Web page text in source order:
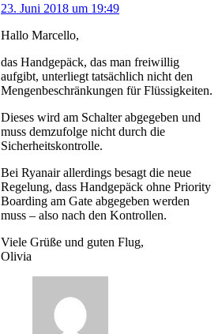
23. Juni 2018 um 19:49
Hallo Marcello,
das Handgepäck, das man freiwillig
aufgibt, unterliegt tatsächlich nicht den
Mengenbeschränkungen für Flüssigkeiten.
Dieses wird am Schalter abgegeben und
muss demzufolge nicht durch die
Sicherheitskontrolle.
Bei Ryanair allerdings besagt die neue
Regelung, dass Handgepäck ohne Priority
Boarding am Gate abgegeben werden
muss – also nach den Kontrollen.
Viele Grüße und guten Flug,
Olivia